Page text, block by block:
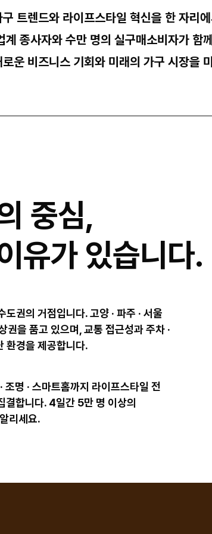
구 트렌드와 라이프스타일 혁신을 한 자리
계 종사자와 수만 명의 실구매소비자가 함
로운 비즈니스 기회와 미래의 가구 시장을
중심,
유가 있습니다.
권의 거점입니다. 고양 · 파주 · 서울
권을 품고 있으며, 교통 접근성과 주차 ·
환경을 제공합니다.
명 · 스마트홈까지 라이프스타일 전
합니다. 4일간 5만 명 이상의
리세요.